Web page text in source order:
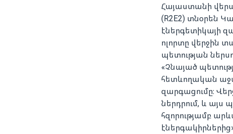
Հայաստանի
(R2E2) տնօրեն
էներգետիկայի
ոլորտը վերջին
պետության
«Չնայած
հետևողական
զարգացումը։
ներդրում, և
հզորությամբ